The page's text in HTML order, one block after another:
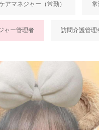
アマネジャー（常勤）
ャー管理者 訪問介護管理